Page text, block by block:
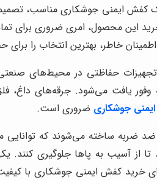
ایمنی جوشکاری مناسب،
این محصول، امری ضروری برای
خاطر، بهترین انتخاب را
حفاظتی در محیط‌های
یافت می‌شود. جرقه‌های داغ،
جوشکاری ضروری است.
ضربه ساخته می‌شوند که توانایی
تا از آسیب به پاها جلوگیری
خرید کفش ایمنی جوشکاری با